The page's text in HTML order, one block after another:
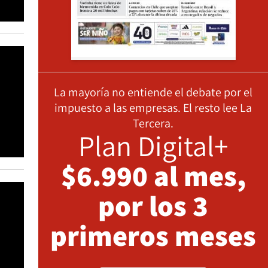
La mayoría no entiende el debate por el
impuesto a las empresas. El resto lee La
Tercera.
Plan Digital+
$6.990 al mes,
por los 3
primeros meses